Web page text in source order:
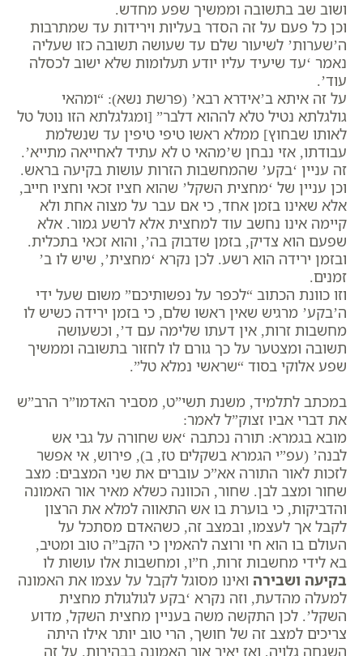
ושוב שב בתשובה וממשיך שפע מחדש.
וכן כל פעם על זה הסדר בעליות וירידות עד שמתרבות
ה’שערות’ לשיעור שלם עד שעושה תשובה כזו שעליה
נאמר ‘עד שיעיד עליו יודע תעלומות שלא ישוב לכסלה
עוד’.
על זה איתא ב’אידרא רבא’ (פרשת נשא): “ומהאי
גולגלתא נטיל טלא לההוא דלבר” [ומגלגלתא הזו נוטל טל
לאותו שבחוץ] ממלא ראשו טיפי טיפין עד שנשלמת
עבודתו, אזי נבחן ש’מהאי ט לא עתיד לאחייאה מתייא’.
זה עניין ‘בקע’ שהמחשבות הזרות עושות בקיעה בראש.
וכן עניין של ‘מחצית השקל’ שהוא חציו זכאי וחציו חייב,
אלא שאינו בזמן אחד, כי אם עבר על מצוה אחת ולא
קיימה אינו נחשב עוד למחצית אלא לרשע גמור. אלא
שפעם הוא צדיק, בזמן שדבוק בה’, והוא זכאי בתכלית.
ובזמן ירידה הוא רשע. לכן נקרא ‘מחצית’, שיש לו ב’
זמנים.
וזו כוונת הכתוב “לכפר על נפשותיכם” משום שעל ידי
ה’בקע’ מרגיש שאין ראשו שלם, כי בזמן ירידה כשיש לו
מחשבות זרות, אין דעתו שלימה עם ד’, וכשעושה
תשובה ומצטער על כך גורם לו לחזור בתשובה וממשיך
שפע אלוקי בסוד “שראשי נמלא טל”.
במכתב לתלמיד, משנת תשי”ט, מסביר האדמו”ר הרב”ש
את דברי אביו זצוק”ל לאמר:
מובא בגמרא: תורה נכתבה ‘אש שחורה על גבי אש
לבנה’ (עפ”י הגמרא בשקלים טז, ב), פירוש, אי אפשר
לזכות לאור התורה אא”כ עוברים את שני המצבים: מצב
שחור ומצב לבן. שחור, הכוונה כשלא מאיר אור האמונה
והדביקות, כי בוערת בו אש התאווה למלא את הרצון
לקבל אך לעצמו, ובמצב זה, כשהאדם מסתכל על
העולם בו הוא חי ורוצה להאמין כי הקב”ה טוב ומטיב,
בא לידי מחשבות זרות, ח”ו, ומחשבות אלו עושות לו
בקיעה ושבירה ואינו מסוגל לקבל על עצמו את האמונה
למעלה מהדעת, וזה נקרא ‘בקע לגולגולת מחצית
השקל’. לכן התקשה משה בעניין מחצית השקל, מדוע
צריכים למצב זה של חושך, הרי טוב יותר אילו היתה
השגחה גלויה, ואז יאיר אור האמונה בבהירות. על זה